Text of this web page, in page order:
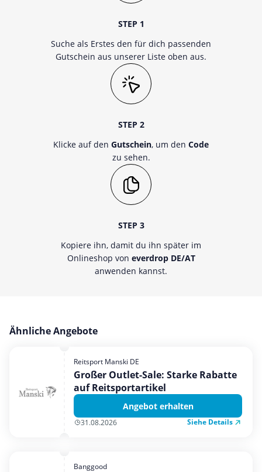
STEP 1
Suche als Erstes den für dich passenden
Gutschein aus unserer Liste oben aus.
STEP 2
Klicke auf den Gutschein, um den Code
zu sehen.
STEP 3
Kopiere ihn, damit du ihn später im
Onlineshop von everdrop DE/AT
anwenden kannst.
Ähnliche Angebote
Reitsport Manski DE
Großer Outlet-Sale: Starke Rabatte
auf Reitsportartikel
Angebot erhalten
31.08.2026 Siehe Details
Banggood